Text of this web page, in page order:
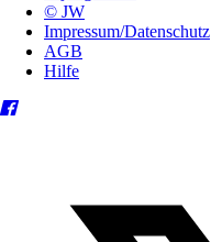
© JW
Impressum/Datenschutz
AGB
Hilfe